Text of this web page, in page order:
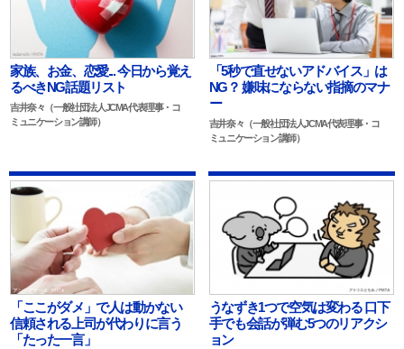
家族、お金、恋愛... 今日から覚え
るべきNG話題リスト
吉井奈々（一般社団法人JCMA代表理事・コ
ミュニケーション講師）
「5秒で直せないアドバイス」は
NG？ 嫌味にならない指摘のマナ
ー
吉井奈々（一般社団法人JCMA代表理事・コ
ミュニケーション講師）
「ここがダメ」で人は動かない
信頼される上司が代わりに言う
「たった一言」
うなずき1つで空気は変わる 口下
手でも会話が弾む5つのリアクシ
ョン